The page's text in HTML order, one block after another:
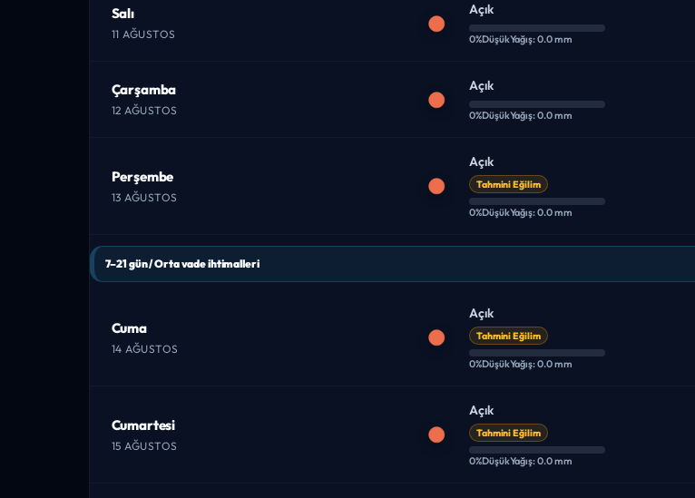
Salı
11 AĞUSTOS
Açık
0%DüşükYağış: 0.0 mm
Çarşamba
12 AĞUSTOS
Açık
0%DüşükYağış: 0.0 mm
Perşembe
13 AĞUSTOS
Açık
Tahmini Eğilim
0%DüşükYağış: 0.0 mm
7–21 gün / Orta vade ihtimalleri
Cuma
14 AĞUSTOS
Açık
Tahmini Eğilim
0%DüşükYağış: 0.0 mm
Cumartesi
15 AĞUSTOS
Açık
Tahmini Eğilim
0%DüşükYağış: 0.0 mm